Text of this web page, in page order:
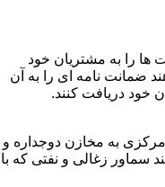
ها را به مشتریان خود
ضمانت نامه ای را به آن
خود دریافت کنند.
به مخازن دوجداره و
زغالی و نفتی که با